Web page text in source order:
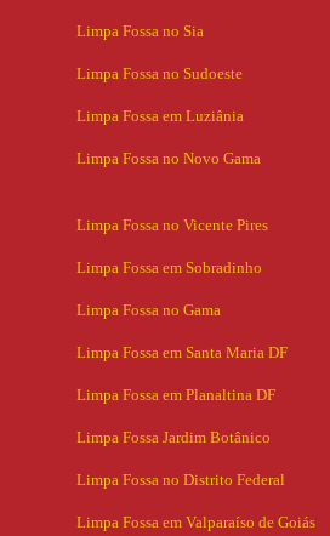
Limpa Fossa no Sia
Limpa Fossa no Sudoeste
Limpa Fossa em Luziânia
Limpa Fossa no Novo Gama
Limpa Fossa no Vicente Pires
Limpa Fossa em Sobradinho
Limpa Fossa no Gama
Limpa Fossa em Santa Maria DF
Limpa Fossa em Planaltina DF
Limpa Fossa Jardim Botânico
Limpa Fossa no Distrito Federal
Limpa Fossa em Valparaíso de Goiás